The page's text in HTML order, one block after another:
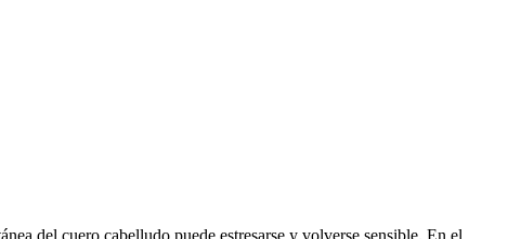
del cuero cabelludo puede estresarse y volverse sensible. En el